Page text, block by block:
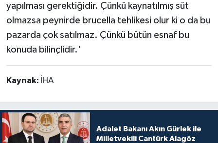
yapılması gerektiğidir. Çünkü kaynatılmış süt
olmazsa peynirde brucella tehlikesi olur ki o da bu
pazarda çok satılmaz. Çünkü bütün esnaf bu
konuda bilinçlidir.'
Kaynak: İHA
Adalet Bakanı Akın Gürlek ile
Milletvekili Cantürk Alagöz